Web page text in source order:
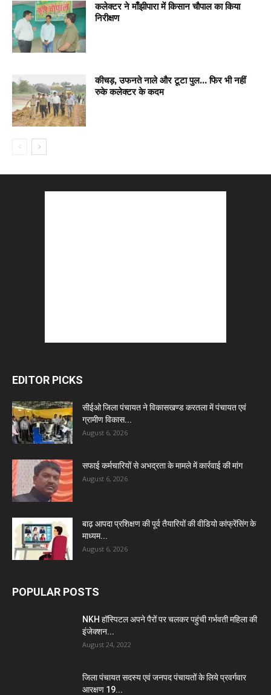
कलेक्टर ने माँझीपारा में किसान चौपाल का किया
निरीक्षण
कीचड़, उफनते नाले और टूटा पुल… फिर भी नहीं
रुके कलेक्टर के कदम
EDITOR PICKS
सीईओ जिला पंचायत ने विकासखण्ड करतला में पंचायत एवं
ग्रामीण विकास...
August 6, 2026
सफाई कर्मचारियों से अभद्रता के मामले में कार्रवाई की मांग
August 6, 2026
बाढ़ आपदा प्रशिक्षण की पूर्व तैयारियों की वीडियो कांफ्रेंसिंग के
माध्यम...
August 6, 2026
POPULAR POSTS
NKH हॉस्पिटल अपने पैरों पर चलकर पहुंची गर्भवती महिला की
इंजेक्शन...
August 24, 2022
जिला पंचायत सदस्य एवं जनपद पंचायतों के लिये प्रवर्गवार
आरक्षण 19...